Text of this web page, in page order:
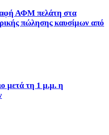
ΑΦΜ πελάτη στα
πώλησης καυσίμων από
μετά τη 1 μ.μ. η